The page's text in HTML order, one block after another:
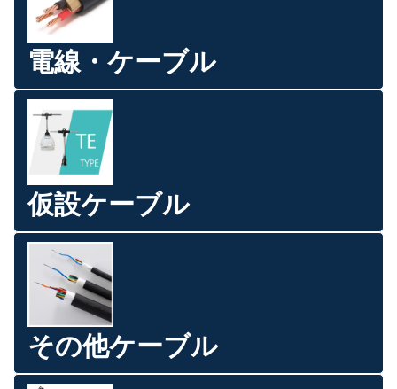
電線・ケーブル
仮設ケーブル
その他ケーブル